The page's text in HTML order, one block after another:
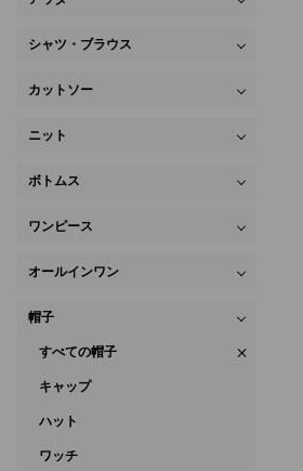
シャツ・ブラウス
カットソー
ニット
ボトムス
ワンピース
オールインワン
帽子
すべての帽子
キャップ
ハット
ワッチ